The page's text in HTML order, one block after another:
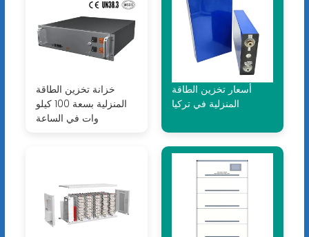
خزانة تخزين الطاقة
المنزلية بسعة 100 كيلو
وات في الساعة
أسعار تخزين الطاقة
المنزلية في تركيا